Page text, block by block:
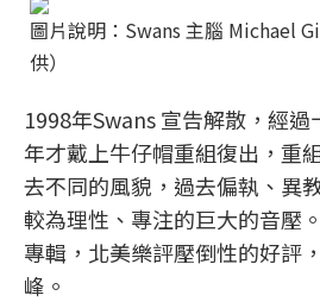
圖片說明：Swans 主腦 Michael
供）
1998年Swans 宣告解散，經過
年才戴上牛仔帽重組復出，重
去不同的風貌，過去偏執、異
較為理性、專注的巨大的音壓
專輯，北美樂評壓倒性的好評
峰。